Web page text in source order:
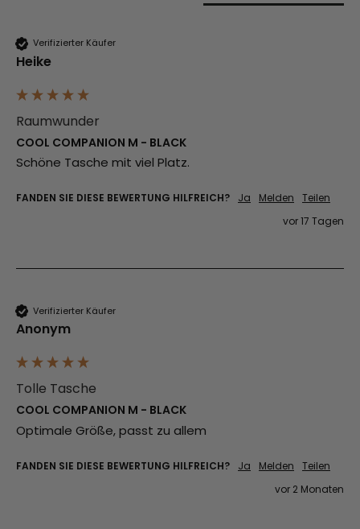
Verifizierter Käufer
Heike
Raumwunder
COOL COMPANION M - BLACK
Schöne Tasche mit viel Platz.
FANDEN SIE DIESE BEWERTUNG HILFREICH? Ja Melden
Teilen
vor 17 Tagen
Verifizierter Käufer
Anonym
Tolle Tasche
COOL COMPANION M - BLACK
Optimale Größe, passt zu allem
FANDEN SIE DIESE BEWERTUNG HILFREICH? Ja Melden
Teilen
vor 2 Monaten